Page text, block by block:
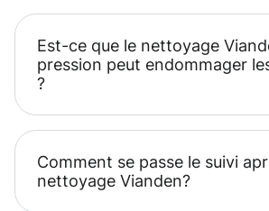
Est-ce que le nettoyage
pression peut endommager
?
Comment se passe le suivi
nettoyage Vianden?